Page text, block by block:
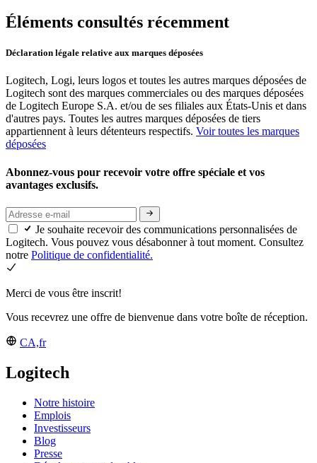
Éléments consultés récemment
Déclaration légale relative aux marques déposées
Logitech, Logi, leurs logos et toutes les autres marques déposées de
Logitech sont des marques commerciales ou des marques déposées
de Logitech Europe S.A. et/ou de ses filiales aux États-Unis et dans
d'autres pays. Toutes les autres marques déposées de tiers
appartiennent à leurs détenteurs respectifs. Voir toutes les marques
déposées
Abonnez-vous pour recevoir votre offre spéciale et vos
avantages exclusifs.
Je souhaite recevoir des communications personnalisées de
Logitech. Vous pouvez vous désabonner à tout moment. Consultez
notre Politique de confidentialité.
Merci de vous être inscrit!
Vous recevrez une offre de bienvenue dans votre boîte de réception.
CA,fr
Logitech
Notre histoire
Emplois
Investisseurs
Blog
Presse